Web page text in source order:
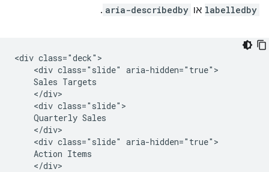
labelledby או aria-describedby
.
<div class="deck">
    <div class="slide" aria-hidden="true">
    Sales Targets
    </div>
    <div class="slide">
    Quarterly Sales
    </div>
    <div class="slide" aria-hidden="true">
    Action Items
    </div>